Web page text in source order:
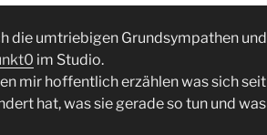
die umtriebigen Grundsympathen und
im Studio.
mir hoffentlich erzählen was sich seit
hat, was sie gerade so tun und was